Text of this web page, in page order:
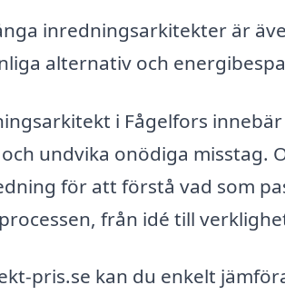
inredningsarkitekter är
alternativ och
i Fågelfors
undvika onödiga misstag.
för att förstå vad som
från idé till
pris.se kan du enkelt